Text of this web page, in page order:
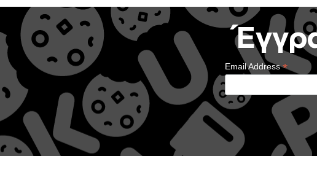
Email Address*